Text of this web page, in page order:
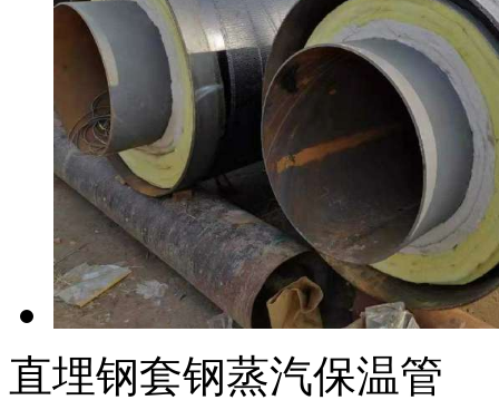
直埋钢套钢蒸汽保温管